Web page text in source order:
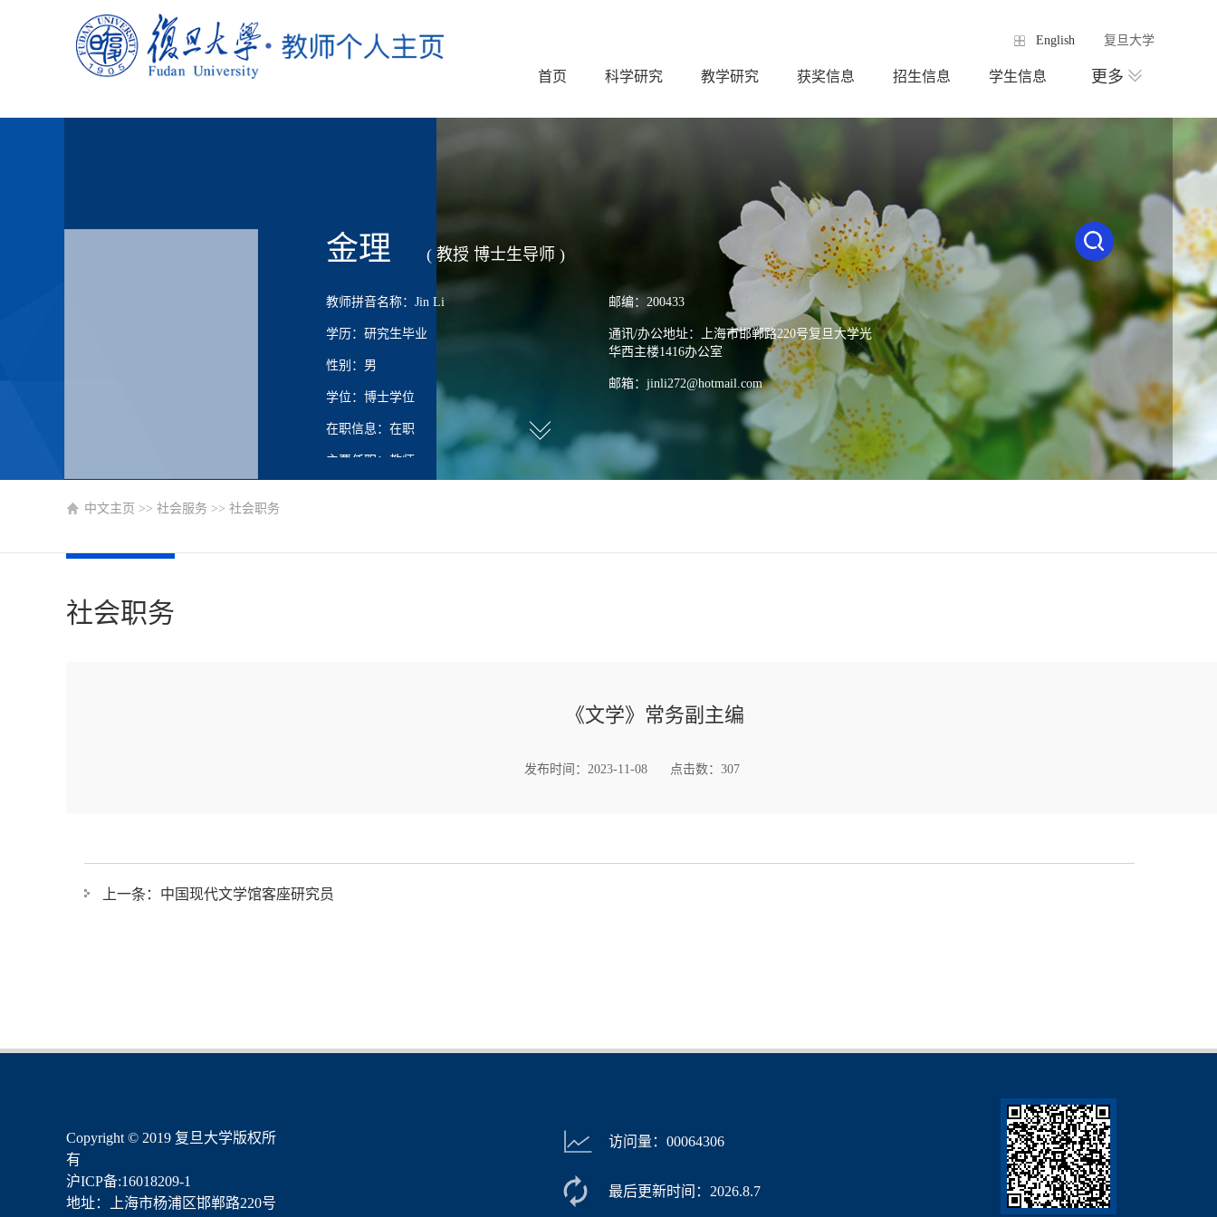
English 复旦大学
首页 科学研究 教学研究 获奖信息 招生信息 学生信息 更多
金理 ( 教授 博士生导师 )
教师拼音名称：Jin Li
学历：研究生毕业
性别：男
学位：博士学位
在职信息：在职
主要任职：教师
邮编：200433
通讯/办公地址：上海市邯郸路220号复旦大学光
华西主楼1416办公室
邮箱：jinli272@hotmail.com
中文主页 >> 社会服务 >> 社会职务
社会职务
《文学》常务副主编
发布时间：2023-11-08 点击数： 307
上一条： 中国现代文学馆客座研究员
​Copyright © 2019 复旦大学版权所
有
沪ICP备:16018209-1
地址：上海市杨浦区邯郸路220号
访问量： 00064306
最后更新时间： 2026.8.7